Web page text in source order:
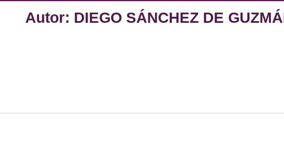
Autor: DIEGO SÁNCHEZ DE